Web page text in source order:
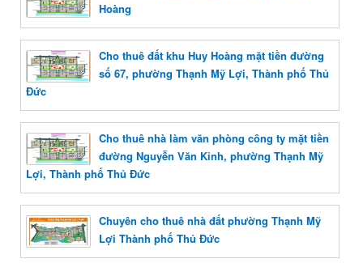
Hoàng
Cho thuê đất khu Huy Hoàng mặt tiền đường
số 67, phường Thạnh Mỹ Lợi, Thành phố Thủ
Đức
Cho thuê nhà làm văn phòng công ty mặt tiền
đường Nguyễn Văn Kỉnh, phường Thạnh Mỹ
Lợi, Thành phố Thủ Đức
Chuyên cho thuê nhà đất phường Thạnh Mỹ
Lợi Thành phố Thủ Đức